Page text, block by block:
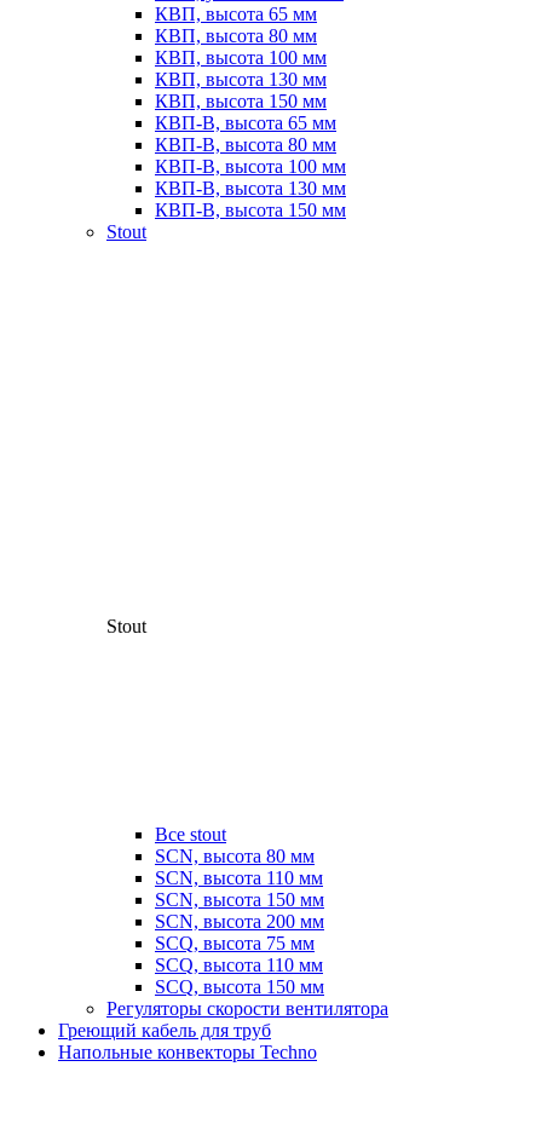
КВП, высота 65 мм
КВП, высота 80 мм
КВП, высота 100 мм
КВП, высота 130 мм
КВП, высота 150 мм
КВП-В, высота 65 мм
КВП-В, высота 80 мм
КВП-В, высота 100 мм
КВП-В, высота 130 мм
КВП-В, высота 150 мм
Stout
Stout
Все stout
SCN, высота 80 мм
SCN, высота 110 мм
SCN, высота 150 мм
SCN, высота 200 мм
SCQ, высота 75 мм
SCQ, высота 110 мм
SCQ, высота 150 мм
Регуляторы скорости вентилятора
Греющий кабель для труб
Напольные конвекторы Techno